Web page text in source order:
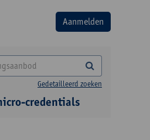
Gedetailleerd zoeken
credentials